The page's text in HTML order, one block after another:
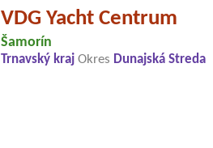
VDG Yacht Centrum
Šamorín
Trnavský kraj Okres Dunajská Streda